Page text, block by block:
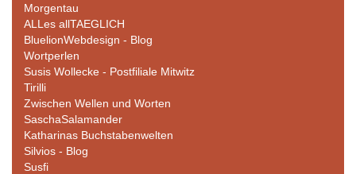
Morgentau
ALLes allTAEGLICH
BluelionWebdesign - Blog
Wortperlen
Susis Wollecke - Postfiliale Mitwitz
Tirilli
Zwischen Wellen und Worten
SaschaSalamander
Katharinas Buchstabenwelten
Silvios - Blog
Susfi